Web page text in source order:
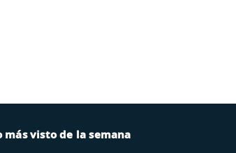
más visto de la semana